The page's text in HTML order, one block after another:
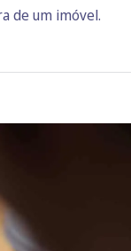
de um imóvel.